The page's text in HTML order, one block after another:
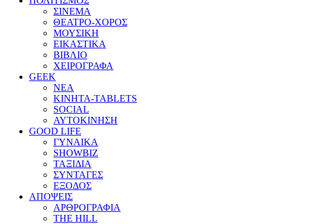
ΣΙΝΕΜΑ
ΘΕΑΤΡΟ-ΧΟΡΟΣ
ΜΟΥΣΙΚΗ
ΕΙΚΑΣΤΙΚΑ
ΒΙΒΛΙΟ
ΧΕΙΡΟΓΡΑΦΑ
GEEK
ΝΕΑ
ΚΙΝΗΤΑ-TABLETS
SOCIAL
ΑΥΤΟΚΙΝΗΣΗ
GOOD LIFE
ΓΥΝΑΙΚΑ
SHOWBIZ
ΤΑΞΙΔΙΑ
ΣΥΝΤΑΓΕΣ
ΕΞΟΔΟΣ
ΑΠΟΨΕΙΣ
ΑΡΘΡΟΓΡΑΦΙΑ
THE HILL